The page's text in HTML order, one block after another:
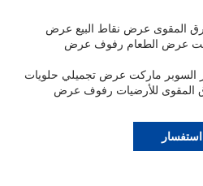
عرض نقاط البيع عرض
عرض الطعام رفوف عرض
ماركت عرض تجميلي حلويات
للأرضيات رفوف عرض